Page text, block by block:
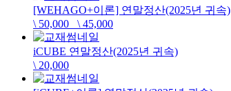
[WEHAGO+이론] 연말정산(2025년 귀속)
\ 50,000 \ 45,000
iCUBE 연말정산(2025년 귀속)
\ 20,000